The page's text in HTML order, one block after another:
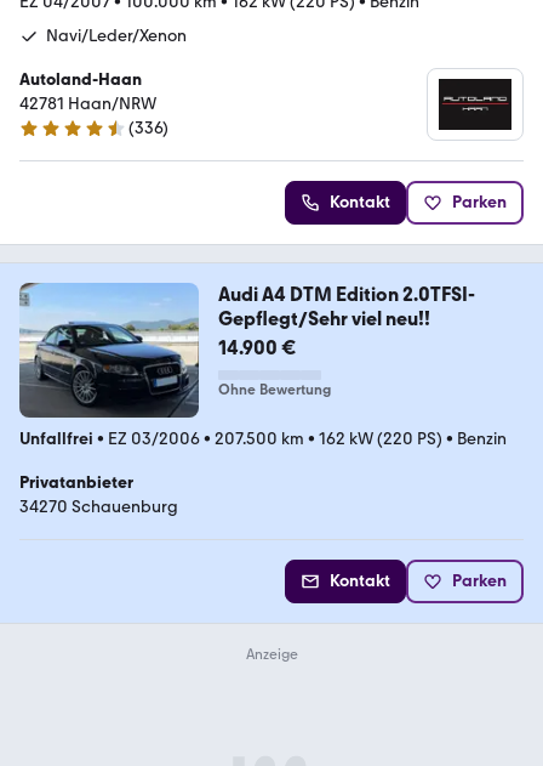
Navi/Leder/Xenon
Autoland-Haan
42781 Haan/NRW
4.5 Sterne
(336)
Kontakt Parken
Audi A4 DTM Edition 2.0TFSI-
Gepflegt/Sehr viel neu!!
14.900 €
Ohne Bewertung
Unfallfrei • EZ 03/2006• 207.500 km • 162 kW (220 PS) • Benzin
Privatanbieter
34270 Schauenburg
Kontakt Parken